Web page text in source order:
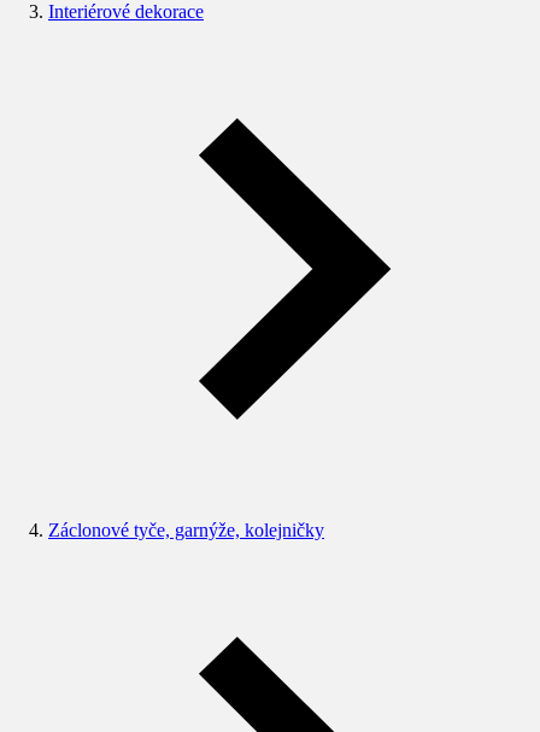
Interiérové dekorace
Záclonové tyče, garnýže, kolejničky